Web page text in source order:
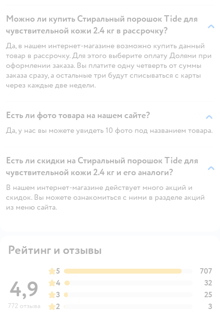
Можно ли купить Стиральный порошок Tide для
чувствительной кожи 2.4 кг в рассрочку?
Да, в нашем интернет-магазине возможно купить данный
товар в рассрочку. Для этого выберите оплату Долями при
оформлении заказа. Вы платите одну четверть от суммы
заказа сразу, а остальные три будут списываться с карты
через каждые две недели.
Есть ли фото товара на нашем сайте?
Да, у нас вы можете увидеть 10 фото под названием товара.
Есть ли скидки на Стиральный порошок Tide для
чувствительной кожи 2.4 кг и его аналоги?
В нашем интернет-магазине действует много акций и
скидок. Вы можете ознакомиться с ними в разделе акций
из меню сайта.
Рейтинг и отзывы
4,9
772 отзыва
5
707
4
32
3
25
2
3